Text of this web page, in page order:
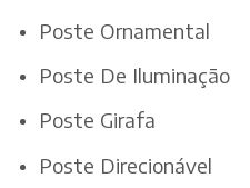
Poste Ornamental
Poste De Iluminação
Poste Girafa
Poste Direcionável